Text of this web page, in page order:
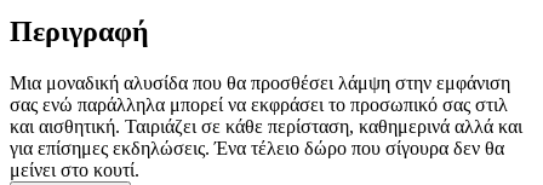
Περιγραφή
Μια μοναδική αλυσίδα που θα προσθέσει λάμψη στην εμφάνιση
σας ενώ παράλληλα μπορεί να εκφράσει το προσωπικό σας στιλ
και αισθητική. Ταιριάζει σε κάθε περίσταση, καθημερινά αλλά και
για επίσημες εκδηλώσεις. Ένα τέλειο δώρο που σίγουρα δεν θα
μείνει στο κουτί.